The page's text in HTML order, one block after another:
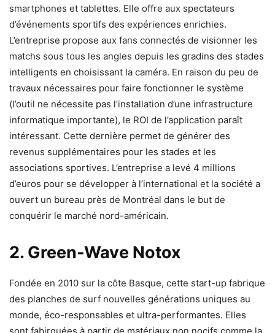
smartphones et tablettes. Elle offre aux spectateurs
d’événements sportifs des expériences enrichies.
L’entreprise propose aux fans connectés de visionner les
matchs sous tous les angles depuis les gradins des stades
intelligents en choisissant la caméra. En raison du peu de
travaux nécessaires pour faire fonctionner le système
(l’outil ne nécessite pas l’installation d’une infrastructure
informatique importante), le ROI de l’application paraît
intéressant. Cette dernière permet de générer des
revenus supplémentaires pour les stades et les
associations sportives. L’entreprise a levé 4 millions
d’euros pour se développer à l’international et la société a
ouvert un bureau près de Montréal dans le but de
conquérir le marché nord-américain.
2. Green-Wave Notox
Fondée en 2010 sur la côte Basque, cette start-up fabrique
des planches de surf nouvelles générations uniques au
monde, éco-responsables et ultra-performantes. Elles